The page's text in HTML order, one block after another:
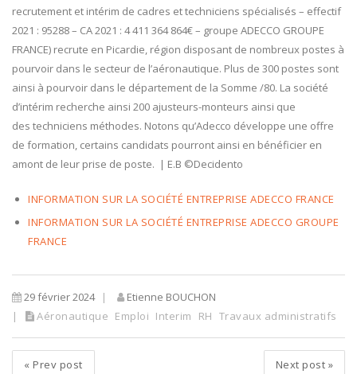
recrutement et intérim de cadres et techniciens spécialisés – effectif
2021 : 95288 – CA 2021 : 4 411 364 864€ – groupe ADECCO GROUPE
FRANCE) recrute en Picardie, région disposant de nombreux postes à
pourvoir dans le secteur de l’aéronautique. Plus de 300 postes sont
ainsi à pourvoir dans le département de la Somme /80. La société
d’intérim recherche ainsi 200 ajusteurs-monteurs ainsi que
des techniciens méthodes. Notons qu’Adecco développe une offre
de formation, certains candidats pourront ainsi en bénéficier en
amont de leur prise de poste. | E.B ©Decidento
INFORMATION SUR LA SOCIÉTÉ ENTREPRISE ADECCO FRANCE
INFORMATION SUR LA SOCIÉTÉ ENTREPRISE ADECCO GROUPE
FRANCE
29 février 2024
Etienne BOUCHON
Aéronautique Emploi Interim RH Travaux administratifs
« Prev post Next post »